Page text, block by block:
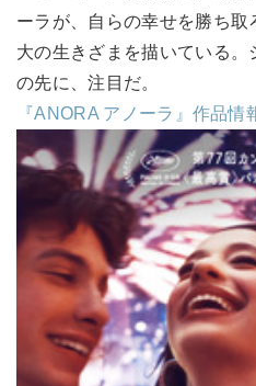
ーラが、自らの幸せを勝ち
大の生きざまを描いている
の先に、注目だ。
『ANORA アノーラ』作品